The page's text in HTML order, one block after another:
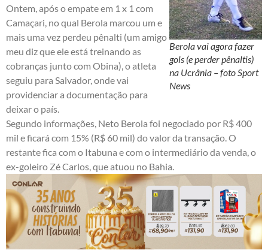
Berola vai agora fazer
gols (e perder pênaltis)
na Ucrânia – foto Sport
News
Ontem, após o empate em 1 x 1 com
Camaçari, no qual Berola marcou um e
mais uma vez perdeu pênalti (um amigo
meu diz que ele está treinando as
cobranças junto com Obina), o atleta
seguiu para Salvador, onde vai
providenciar a documentação para
deixar o país.
Segundo informações, Neto Berola foi negociado por R$ 400
mil e ficará com 15% (R$ 60 mil) do valor da transação. O
restante fica com o Itabuna e com o intermediário da venda, o
ex-goleiro Zé Carlos, que atuou no Bahia.